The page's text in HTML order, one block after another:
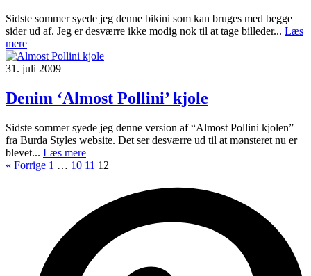
Sidste sommer syede jeg denne bikini som kan bruges med begge
sider ud af. Jeg er desværre ikke modig nok til at tage billeder... Læs
mere
31. juli 2009
Denim ‘Almost Pollini’ kjole
Sidste sommer syede jeg denne version af “Almost Pollini kjolen”
fra Burda Styles website. Det ser desværre ud til at mønsteret nu er
blevet... Læs mere
« Forrige 1 … 10 11 12